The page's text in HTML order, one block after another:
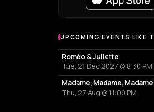
UPCOMING EVENTS LIKE
Roméo & Juliette
Tue, 21 Dec 2027 @ 8:30 PM
Madame, Madame, Madame
Thu, 27 Aug @ 11:00 PM